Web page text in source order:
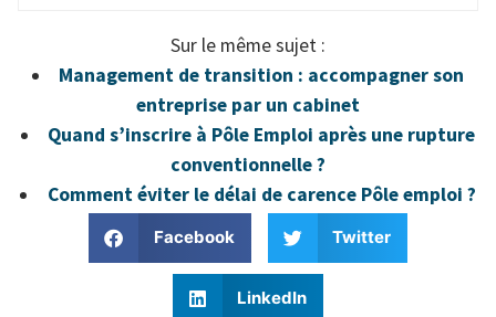
Sur le même sujet :
Management de transition : accompagner son
entreprise par un cabinet
Quand s’inscrire à Pôle Emploi après une rupture
conventionnelle ?
Comment éviter le délai de carence Pôle emploi ?
Facebook Twitter
LinkedIn